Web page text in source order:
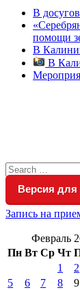
В
помощи
В
В
Search
for:
Версия
Запись на
Февраль
Пн Вт Ср Чт
1
2
5
6 7 8 9